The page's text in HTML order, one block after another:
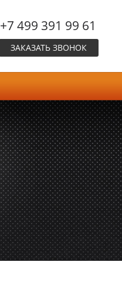
+7 499 391 99 61
ЗАКАЗАТЬ ЗВОНОК